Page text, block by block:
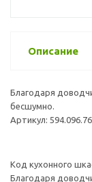
Описание
Благодаря
бесшумно.
Артикул: 594.096.76
Код кухонного
Благодаря